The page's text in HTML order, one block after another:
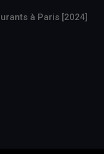
à Paris [2024]